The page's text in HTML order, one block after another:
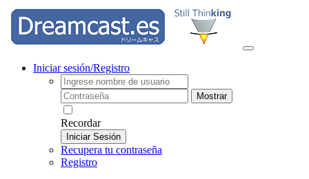
Iniciar sesión/Registro
Mostrar
Recordar
Iniciar Sesión
Recupera tu contraseña
Registro